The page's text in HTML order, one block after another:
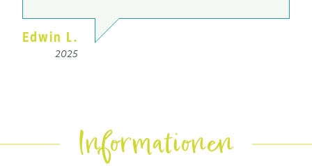
Edwin L.
2025
Informationen